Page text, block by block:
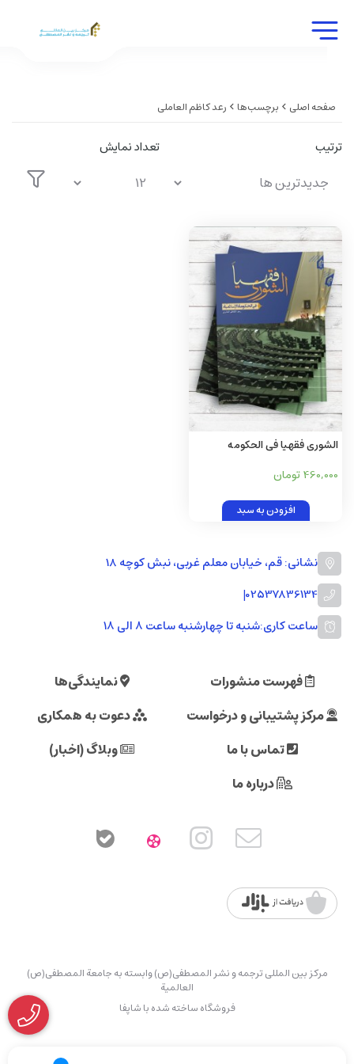
صفحه اصلی برچسب‌ها رعد کاظم العاملی
ترتیب تعداد نمایش
الشوری فقهیا فی الحکومه
460,000 تومان
افزودن به سبد
نشانی: قم، خیابان معلم غربی، نبش کوچه 18
02537836134
|
ساعت کاری:شنبه تا چهارشنبه ساعت ۸ الی ۱۸
فهرست منشورات
نمایندگی‌ها
مرکز پشتیبانی و درخواست
دعوت به همکاری
تماس با ما
وبلاگ (اخبار)
درباره ما
مرکز بین المللی ترجمه و نشر المصطفی(ص) وابسته به جامعة المصطفی(ص)
العالمیة
فروشگاه ساخته شده با شاپفا